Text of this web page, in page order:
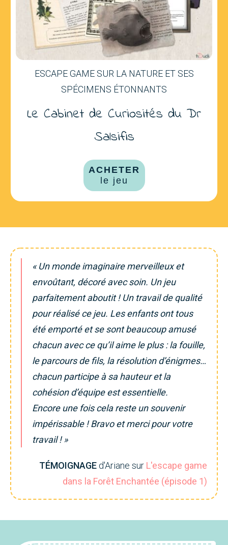
ESCAPE GAME SUR LA NATURE ET SES
SPÉCIMENS ÉTONNANTS
Le Cabinet de Curiosités du Dr
Salsifis
ACHETER
le jeu
« Un monde imaginaire merveilleux et
envoûtant, décoré avec soin. Un jeu
parfaitement aboutit ! Un travail de qualité
pour réalisé ce jeu. Les enfants ont tous
été emporté et se sont beaucoup amusé
chacun avec ce qu’il aime le plus : la fouille,
le parcours de fils, la résolution d’énigmes…
chacun participe à sa hauteur et la
cohésion d’équipe est essentielle.
Encore une fois cela reste un souvenir
impérissable ! Bravo et merci pour votre
travail ! »
TÉMOIGNAGE d'Ariane sur L'escape game
dans la Forêt Enchantée (épisode 1)